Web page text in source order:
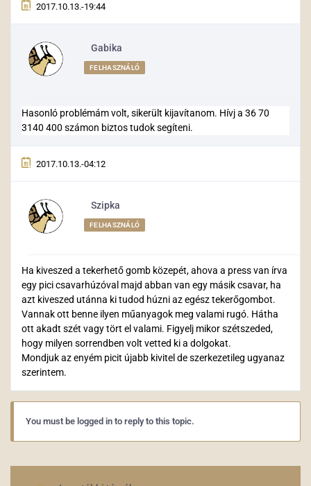
2017.10.13.-19:44
Gabika
FELHASZNÁLÓ
Hasonló problémám volt, sikerült kijavítanom. Hívj a 36 70
3140 400 számon biztos tudok segíteni.
2017.10.13.-04:12
Szipka
FELHASZNÁLÓ
Ha kiveszed a tekerhető gomb közepét, ahova a press van írva
egy pici csavarhúzóval majd abban van egy másik csavar, ha
azt kiveszed utánna ki tudod húzni az egész tekerőgombot.
Vannak ott benne ilyen műanyagok meg valami rugó. Hátha
ott akadt szét vagy tört el valami. Figyelj mikor szétszeded,
hogy milyen sorrendben volt vetted ki a dolgokat.
Mondjuk az enyém picit újabb kivitel de szerkezetileg ugyanaz
szerintem.
You must be logged in to reply to this topic.